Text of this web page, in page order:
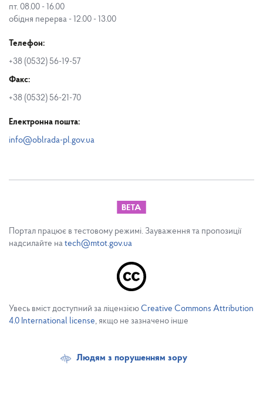
пт. 08.00 - 16.00
обідня перерва - 12.00 - 13.00
Телефон:
+38 (0532) 56-19-57
Факс:
+38 (0532) 56-21-70
Електронна пошта:
info@oblrada-pl.gov.ua
Портал працює в тестовому режимі. Зауваження та пропозиції
надсилайте на tech@mtot.gov.ua
Увесь вміст доступний за ліцензією Creative Commons Attribution
4.0 International license, якщо не зазначено інше
Людям з порушенням зору